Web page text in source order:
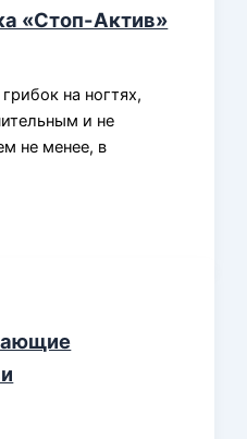
«Стоп-Актив»
на ногтях,
и не
не менее, в